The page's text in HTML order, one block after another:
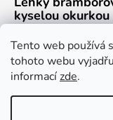
Tento web používá
tohoto webu
informacízde.
kyselou okurkou
Vrácení zboží